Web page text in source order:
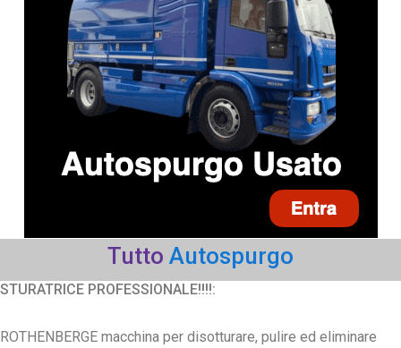
Tutto Autospurgo
STURATRICE PROFESSIONALE!!!!:
ROTHENBERGE macchina per disotturare, pulire ed eliminare